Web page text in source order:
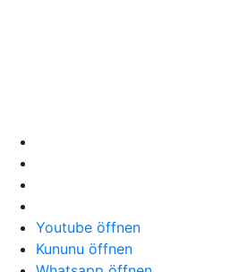
Youtube öffnen
Kununu öffnen